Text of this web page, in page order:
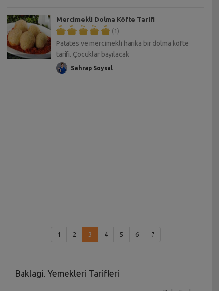
Mercimekli Dolma Köfte Tarifi
(1)
Patates ve mercimekli harika bir dolma köfte
tarifi. Çocuklar bayılacak
Sahrap Soysal
1 2 3 4 5 6 7
Baklagil Yemekleri Tarifleri